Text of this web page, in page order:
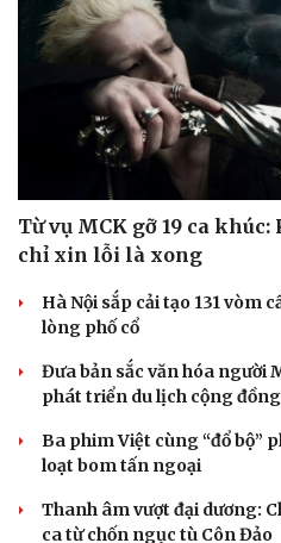
Từ vụ MCK gỡ 19 ca
chỉ xin lỗi là xong
Hà Nội sắp cải tạo 131 vòm
lòng phố cổ
Đưa bản sắc văn hóa người
phát triển du lịch cộng đồng
Ba phim Việt cùng “đổ bộ”
loạt bom tấn ngoại
Thanh âm vượt đại dương:
ca từ chốn ngục tù Côn Đảo